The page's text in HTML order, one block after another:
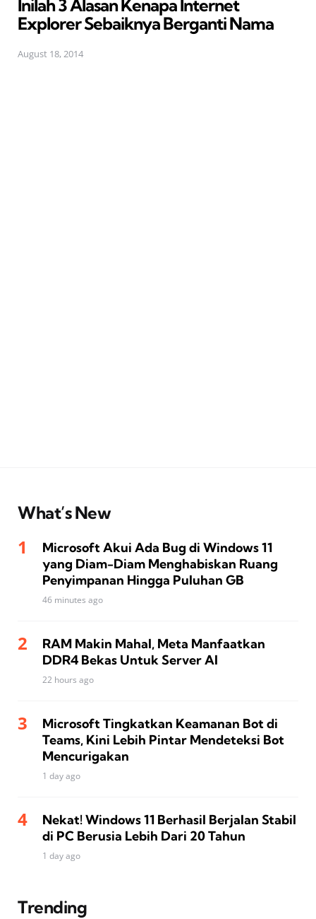
Inilah 3 Alasan Kenapa Internet
Explorer Sebaiknya Berganti Nama
August 18, 2014
What’s New
Microsoft Akui Ada Bug di Windows 11
yang Diam-Diam Menghabiskan Ruang
Penyimpanan Hingga Puluhan GB
46 minutes ago
RAM Makin Mahal, Meta Manfaatkan
DDR4 Bekas Untuk Server AI
22 hours ago
Microsoft Tingkatkan Keamanan Bot di
Teams, Kini Lebih Pintar Mendeteksi Bot
Mencurigakan
1 day ago
Nekat! Windows 11 Berhasil Berjalan Stabil
di PC Berusia Lebih Dari 20 Tahun
1 day ago
Trending